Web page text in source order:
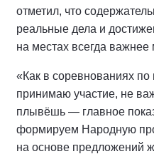
отметил, что
реальные дела и
на местах всегда
«Как в соревнованиях
принимаю участие, не
плывёшь — главное
формируем Народную
на основе предложений